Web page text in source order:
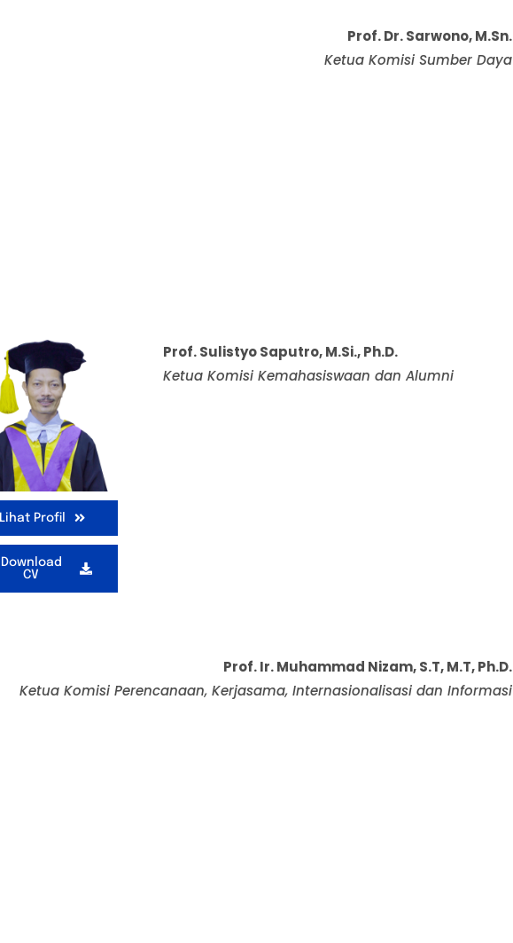
Prof. Dr. Sarwono, M.Sn.
Ketua Komisi Sumber Daya
Lihat Profil
Download
CV
Prof. Sulistyo Saputro, M.Si., Ph.D.
Ketua Komisi Kemahasiswaan dan Alumni
Prof. Ir. Muhammad Nizam, S.T, M.T, Ph.D.
Ketua Komisi Perencanaan, Kerjasama, Internasionalisasi dan Informasi